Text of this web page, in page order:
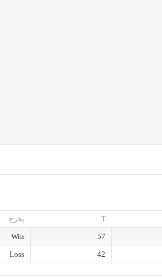
T يخرج
57
Win
42
Loss